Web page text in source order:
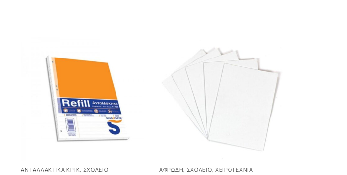
ΑΝΤΑΛΛΑΚΤΙΚΆ ΚΡΙΚ, ΣΧΟΛΕΙΟ ΑΦΡΏΔΗ, ΣΧΟΛΕΙΟ, ΧΕΙΡΟΤΕΧΝΊΑ